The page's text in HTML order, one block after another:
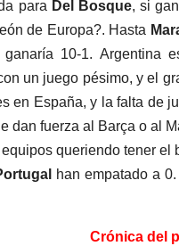
para Del Bosque, si
de Europa?. Hasta
10-1. Argentina
un juego pésimo, y el
en España, y la falta de
dan fuerza al Barça o al
queriendo tener el
han empatado a
Crónica del